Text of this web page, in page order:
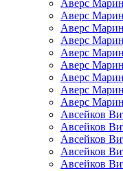
Аверс
Аверс
Аверс
Аверс
Аверс
Аверс
Аверс
Аверс
Аверс
Авсейков
Авсейков
Авсейков
Авсейков
Авсейков